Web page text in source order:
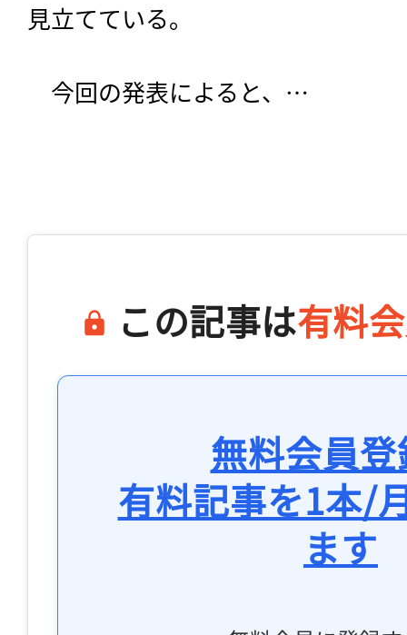
見立てている。
今回の発表によると、…
この記事は有料
無料会員
有料記事を1本/
ます